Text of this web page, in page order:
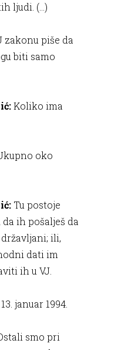
ljudi. (...)
zakonu piše da
biti samo
Koliko ima
oko
Tu postoje
ih pošalješ da
ili,
dati im
ih u VJ.
januar 1994.
smo pri